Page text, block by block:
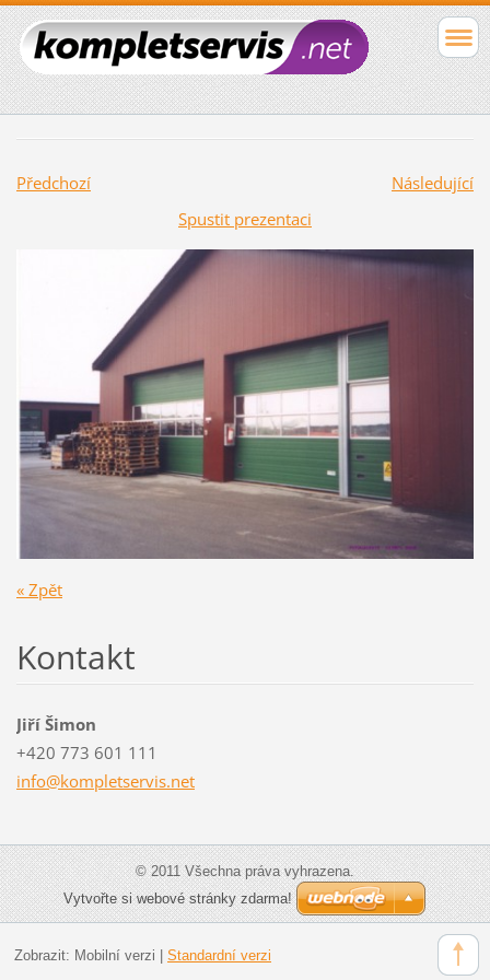
Předchozí
Následující
Spustit prezentaci
« Zpět
Kontakt
Jiří Šimon
+420 773 601 111
info@kompletservis.net
© 2011 Všechna práva vyhrazena.
Vytvořte si webové stránky zdarma!
Zobrazit: Mobilní verzi Standardní verzi